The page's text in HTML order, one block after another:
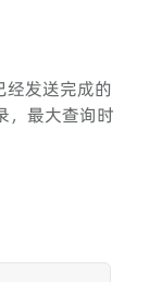
经发送完成的
，最大查询时